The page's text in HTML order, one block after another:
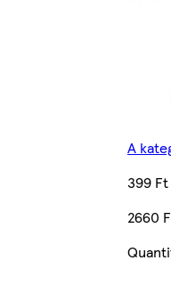
A
399 Ft
2660